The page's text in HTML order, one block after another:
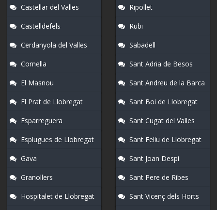
Castellar del Valles
Castelldefels
Cerdanyola del Valles
Cornella
El Masnou
El Prat de Llobregat
Esparreguera
Esplugues de Llobregat
Gava
Granollers
Hospitalet de Llobregat
Ripollet
Rubi
Sabadell
Sant Adria de Besos
Sant Andreu de la Barca
Sant Boi de Llobregat
Sant Cugat del Valles
Sant Feliu de Llobregat
Sant Joan Despi
Sant Pere de Ribes
Sant Vicenç dels Horts